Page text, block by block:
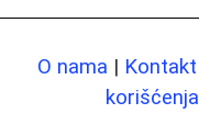
O nama | Kontakt
korišćenja